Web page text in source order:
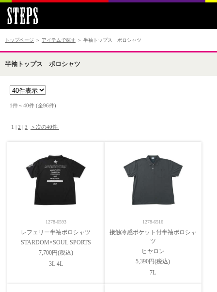
トップページ ＞ アイテムで探す ＞ 半袖トップス ポロシャツ
半袖トップス ポロシャツ
1件～40件 (全96件)
1 | 2 | 3 ＞次の40件
1278-6593
レフェリー半袖ポロシャツ
STARDOM×SOUL SPORTS
7,700円(税込)
3L 4L
1278-6516
接触冷感ポケット付半袖ポロシャ
ツ
ヒヤロン
5,390円(税込)
7L